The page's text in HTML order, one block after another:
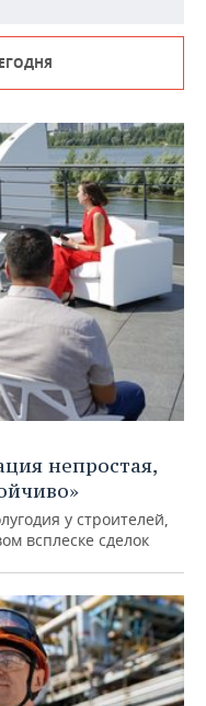
непростая,
у строителей,
всплеске сделок